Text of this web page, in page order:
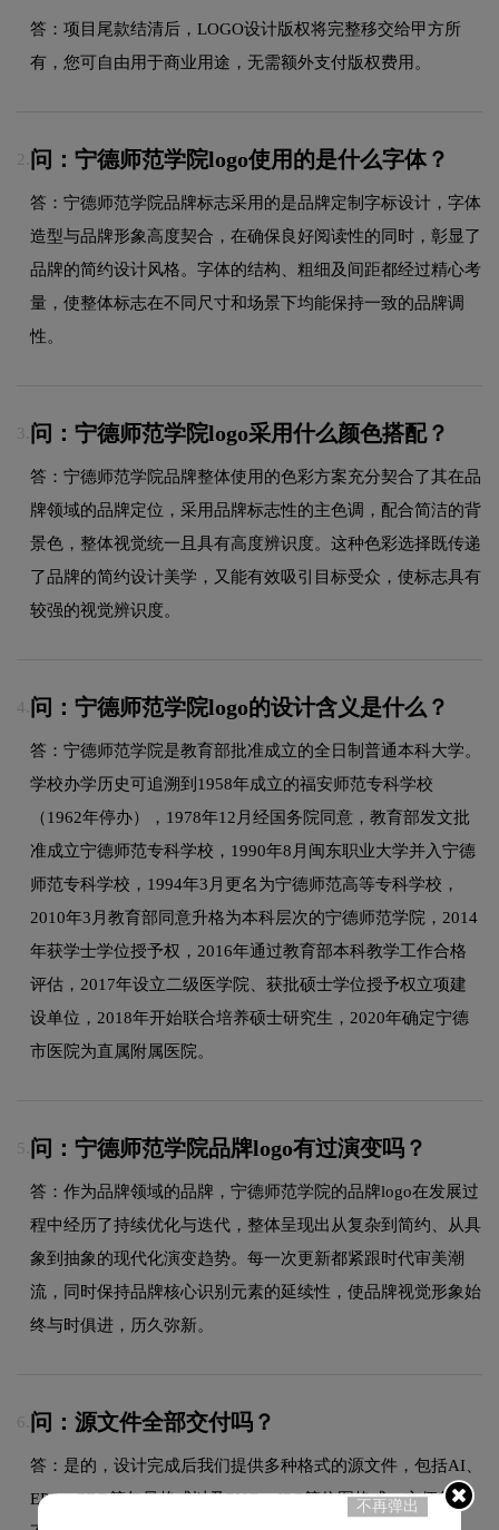
答：项目尾款结清后，LOGO设计版权将完整移交给甲方所
有，您可自由用于商业用途，无需额外支付版权费用。
2. 问：宁德师范学院logo使用的是什么字体？
答：宁德师范学院品牌标志采用的是品牌定制字标设计，字体
造型与品牌形象高度契合，在确保良好阅读性的同时，彰显了
品牌的简约设计风格。字体的结构、粗细及间距都经过精心考
量，使整体标志在不同尺寸和场景下均能保持一致的品牌调
性。
3. 问：宁德师范学院logo采用什么颜色搭配？
答：宁德师范学院品牌整体使用的色彩方案充分契合了其在品
牌领域的品牌定位，采用品牌标志性的主色调，配合简洁的背
景色，整体视觉统一且具有高度辨识度。这种色彩选择既传递
了品牌的简约设计美学，又能有效吸引目标受众，使标志具有
较强的视觉辨识度。
4. 问：宁德师范学院logo的设计含义是什么？
答：宁德师范学院是教育部批准成立的全日制普通本科大学。
学校办学历史可追溯到1958年成立的福安师范专科学校
（1962年停办），1978年12月经国务院同意，教育部发文批
准成立宁德师范专科学校，1990年8月闽东职业大学并入宁德
师范专科学校，1994年3月更名为宁德师范高等专科学校，
2010年3月教育部同意升格为本科层次的宁德师范学院，2014
年获学士学位授予权，2016年通过教育部本科教学工作合格
评估，2017年设立二级医学院、获批硕士学位授予权立项建
设单位，2018年开始联合培养硕士研究生，2020年确定宁德
市医院为直属附属医院。
5. 问：宁德师范学院品牌logo有过演变吗？
答：作为品牌领域的品牌，宁德师范学院的品牌logo在发展过
程中经历了持续优化与迭代，整体呈现出从复杂到简约、从具
象到抽象的现代化演变趋势。每一次更新都紧跟时代审美潮
流，同时保持品牌核心识别元素的延续性，使品牌视觉形象始
终与时俱进，历久弥新。
6. 问：源文件全部交付吗？
答：是的，设计完成后我们提供多种格式的源文件，包括AI、
EPS、CDR等矢量格式以及PNG、JPG等位图格式，方便您在
不再弹出